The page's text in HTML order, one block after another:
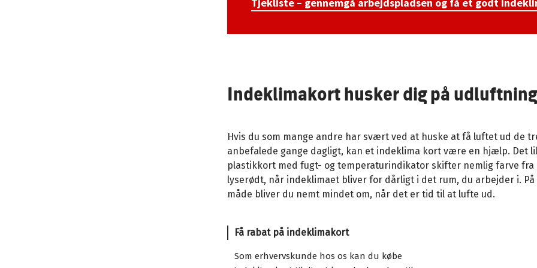
Indeklimakort husker dig på
Hvis du som mange andre har svært ved at huske at få luftet ud de
anbefalede gange dagligt, kan et indeklima kort være en hjælp. Det
plastikkort med fugt- og temperaturindikator skifter nemlig farve fra
lyserødt, når indeklimaet bliver for dårligt i det rum, du arbejder i. På
måde bliver du nemt mindet om, når det er tid til at lufte ud.
Få rabat på indeklimakort
Som erhvervskunde hos os kan du købe